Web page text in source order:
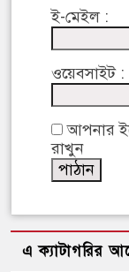
ই-মেইল :
ওয়েবসাইট :
আপনার
রাখুন
এ ক্যাটাগরির